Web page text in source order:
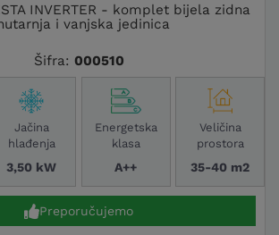
INVERTER - komplet bijela zidna
i vanjska jedinica
Šifra: 000510
Jačina
hlađenja
3,50 kW
Energetska
klasa
A++
Veličina
prostora
35-40 m2
Preporučujemo